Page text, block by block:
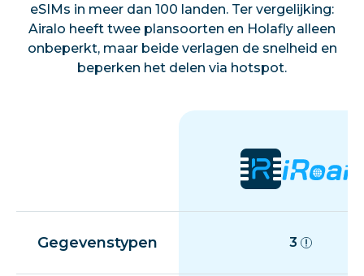
eSIMs in meer dan 100 landen. Ter vergelijking:
Airalo heeft twee plansoorten en Holafly alleen
onbeperkt, maar beide verlagen de snelheid en
beperken het delen via hotspot.
Gegevenstypen 3